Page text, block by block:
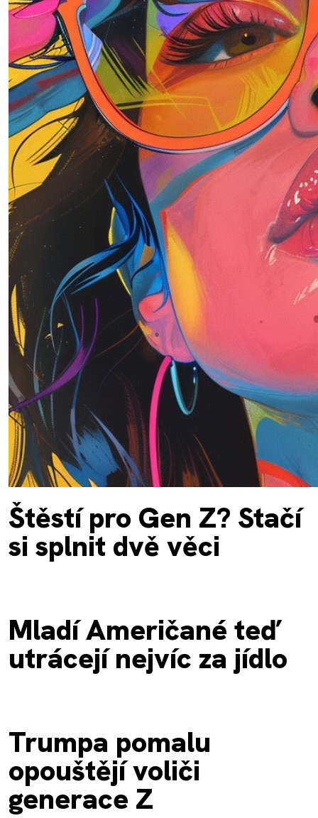
Štěstí pro Gen Z? Stačí
si splnit dvě věci
Mladí Američané teď
utrácejí nejvíc za jídlo
Trumpa pomalu
opouštějí voliči
generace Z